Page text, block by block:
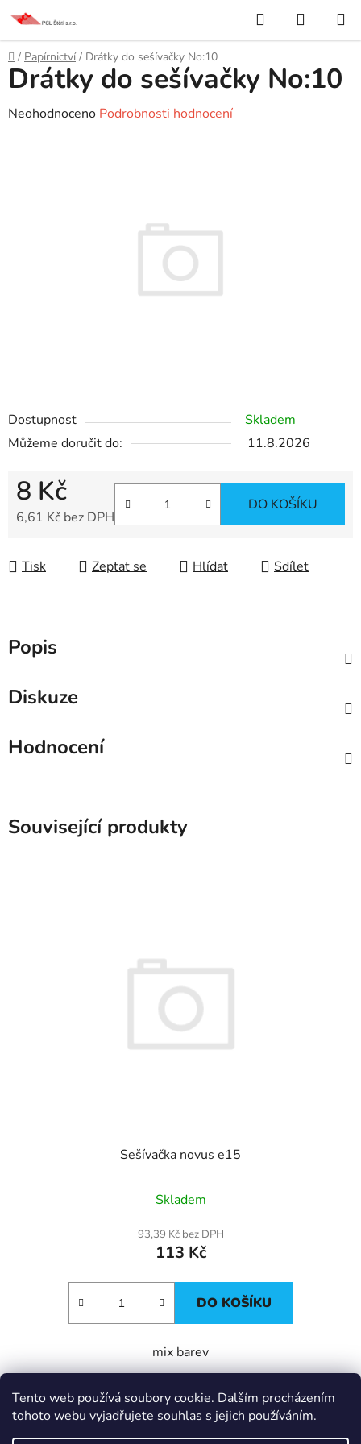
Tento web používá soubory cookie. Dalším procházením
tohoto webu vyjadřujete souhlas s jejich používáním.
Přejít
obsah
Hledat
KOŠÍK
Domů
/ Papírnictví / Drátky do sešívačky No:10
Dostupnost
Skladem
Můžeme doručit do:
11.8.2026
8 Kč
6,61 Kč bez DPH
DO KOŠÍKU
Tisk Zeptat se Hlídat Sdílet
Drátky do sešívačky No:10
Průměrné
Neohodnoceno Podrobnosti hodnocení
Popis
Diskuze
Hodnocení
Související produkty
Sešívačka novus e15
Skladem
93,39 Kč bez DPH
113 Kč
DO KOŠÍKU
mix barev
IT e-shop